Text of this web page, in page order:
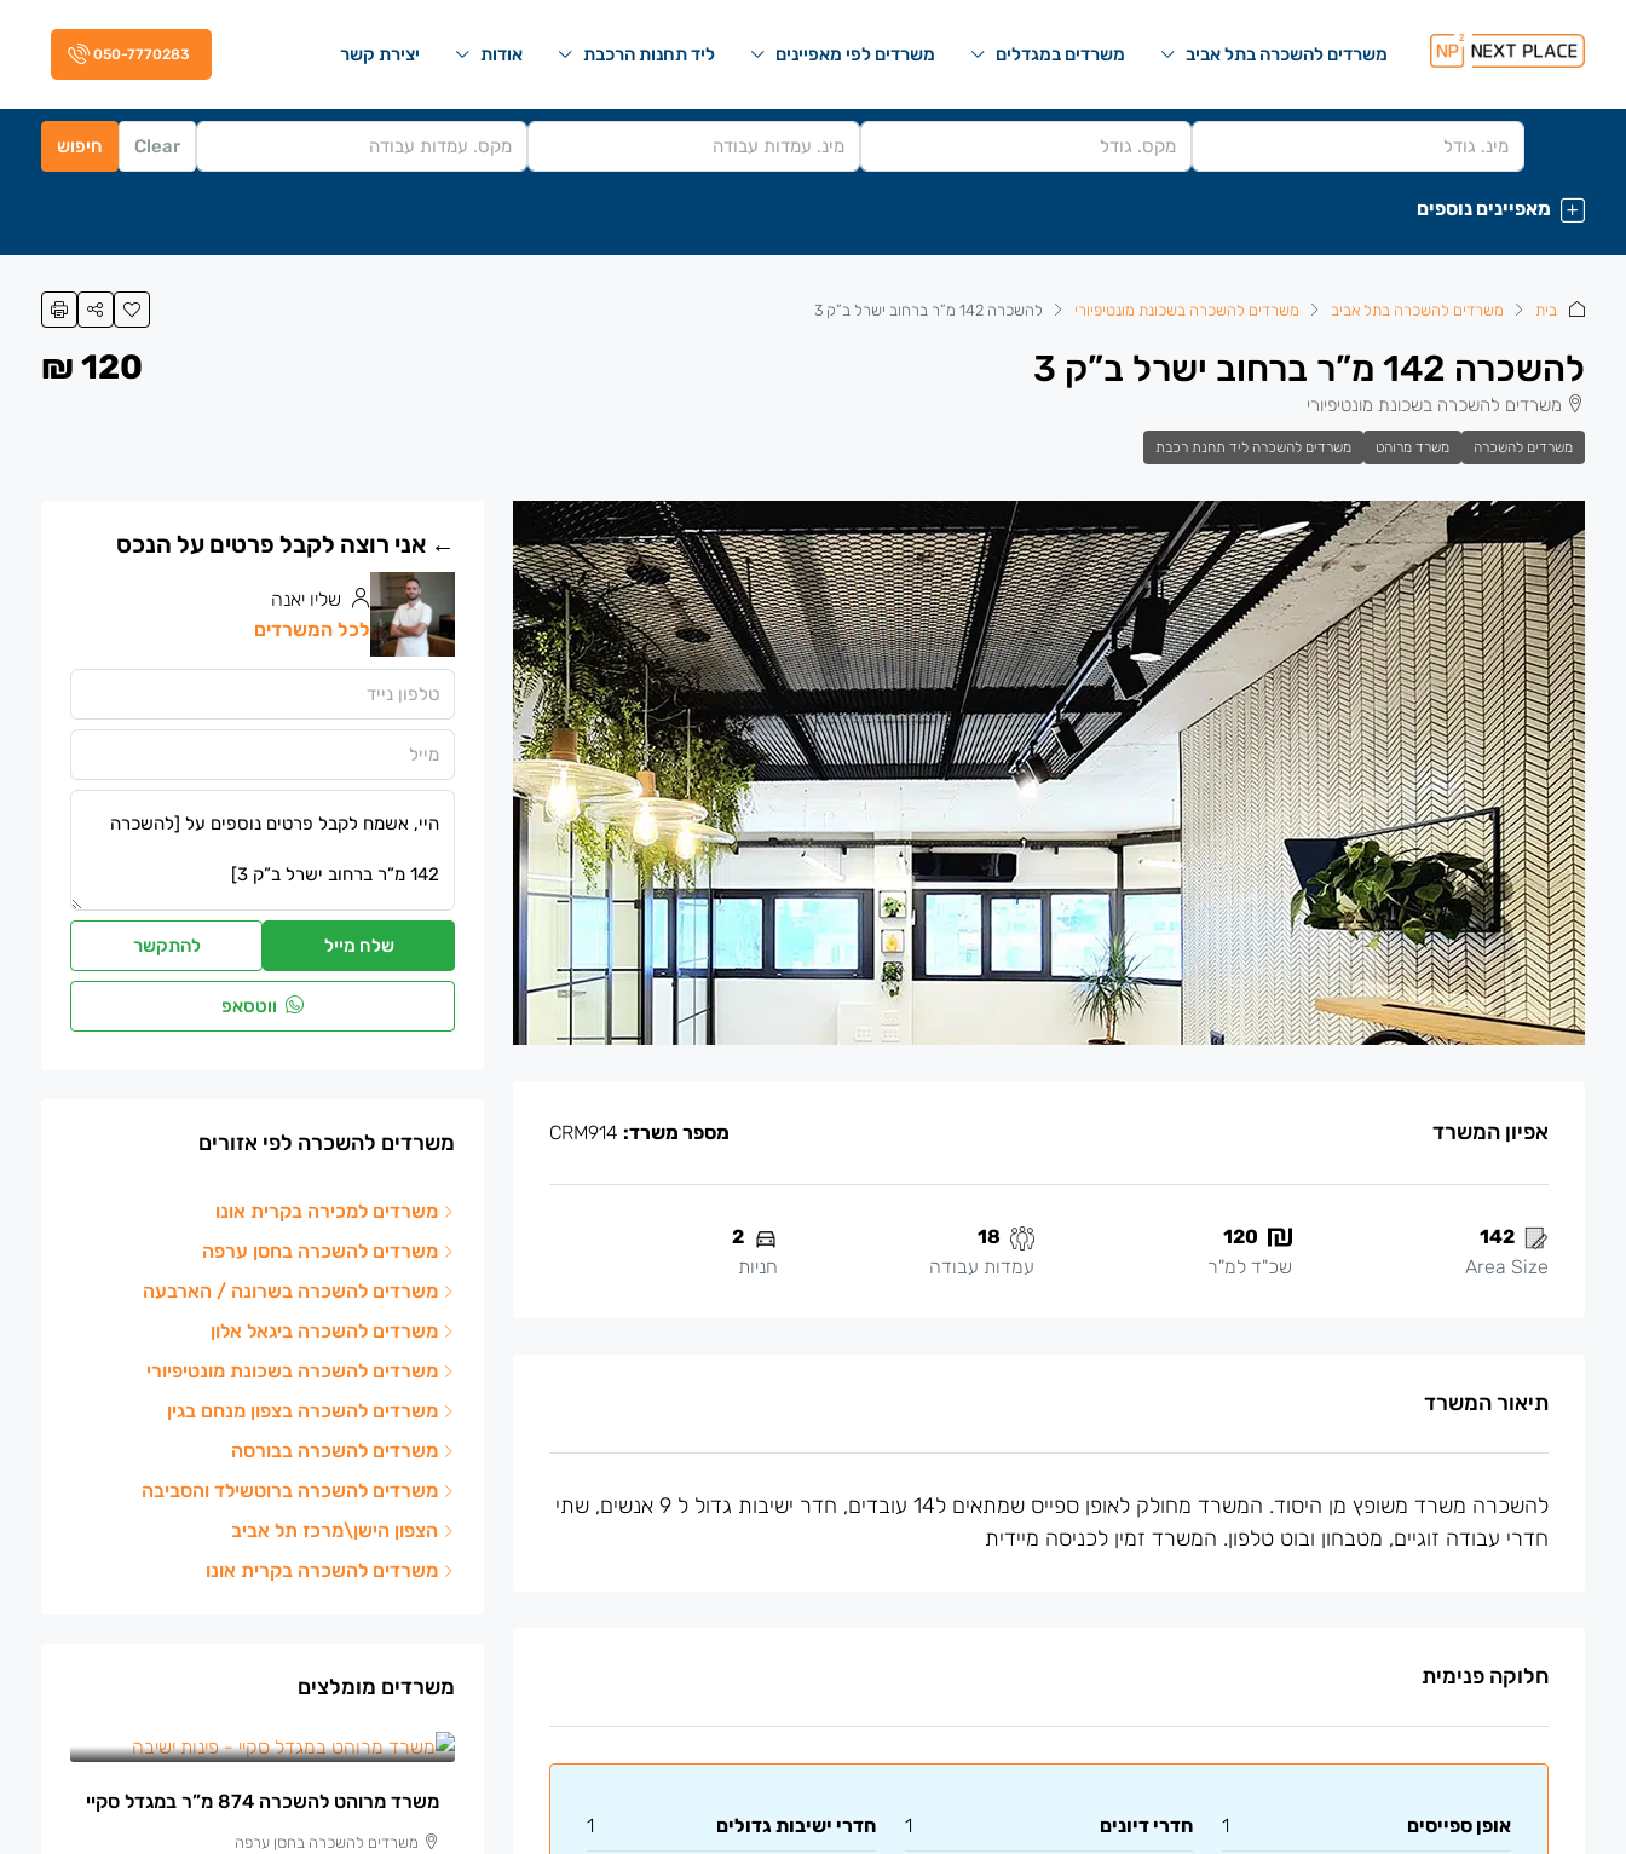
משרדים להשכרה בתל אביב משרדים במגדלים משרדים לפי מאפיינים ליד תחנות הרכבת אודות יצירת קשר 050-7770283
Clear חיפוש
מאפיינים נוספים
בית משרדים להשכרה בתל אביב משרדים להשכרה בשכונת מונטיפיורי להשכרה 142 מ”ר ברחוב ישרל ב”ק 3
להשכרה 142 מ”ר ברחוב ישרל ב”ק 3
משרדים להשכרה בשכונת מונטיפיורי
משרדים להשכרה משרד מרוהט משרדים להשכרה ליד תחנת רכבת
120 ₪
אפיון המשרד מספר משרד:
142
Area Size
120
שכ"ד למ"ר
18
עמדות עבודה
2
חניות
תיאור המשרד
להשכרה משרד משופץ מן היסוד. המשרד מחולק לאופן ספייס שמתאים ל14 עובדים, חדר ישיבות גדול ל 9 אנשים, שתי
חדרי עבודה זוגיים, מטבחון ובוט טלפון. המשרד זמין לכניסה מיידית
חלוקה פנימית
אופן ספייסים 1 חדרי דיונים 1 חדרי ישיבות גדולים 1
שליו יאנה
לכל המשרדים
שלח מייל להתקשר
ווטסאפ
משרדים להשכרה לפי אזורים
משרדים למכירה בקרית אונו
משרדים להשכרה בחסן ערפה
משרדים להשכרה בשרונה / הארבעה
משרדים להשכרה ביגאל אלון
משרדים להשכרה בשכונת מונטיפיורי
משרדים להשכרה בצפון מנחם בגין
משרדים להשכרה בבורסה
משרדים להשכרה ברוטשילד והסביבה
הצפון הישן\מרכז תל אביב
משרדים להשכרה בקרית אונו
משרדים מומלצים
משרד מרוהט להשכרה 874 מ”ר במגדל סקיי
משרדים להשכרה בחסן ערפה